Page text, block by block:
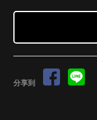
分享到